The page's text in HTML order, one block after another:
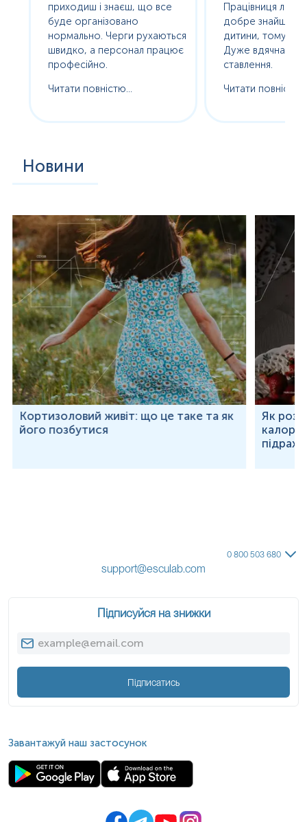
приходиш і знаєш, що все
буде організовано
нормально. Черги рухаються
швидко, а персонал працює
професійно.
Читати повністю...
Працівниця
добре знайшла
дитини, тому без
Дуже вдячна за
ставлення.
Читати повністю...
Новини
Кортизоловий живіт: що це таке та як
його позбутися
Як
0 800 503 680
support@esculab.com
Підписуйся на знижки
Підписатись
Завантажуй наш застосунок